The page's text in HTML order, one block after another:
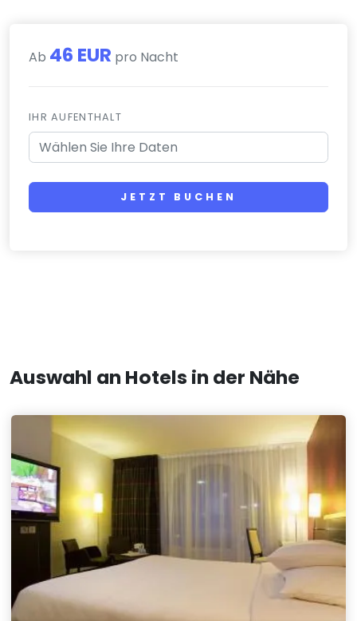
Ab 46 EUR pro Nacht
IHR AUFENTHALT
JETZT BUCHEN
Auswahl an Hotels in der Nähe